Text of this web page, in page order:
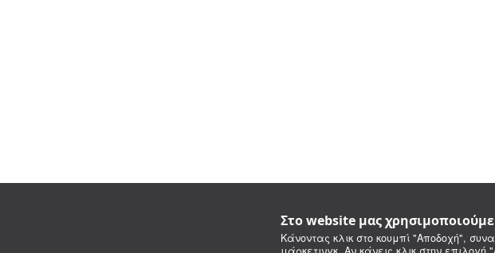
Στο website μας
Κάνοντας κλικ στο κουμπί "Αποδοχή",